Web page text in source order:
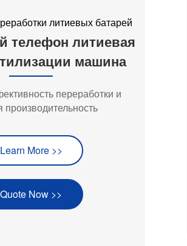
литиевых батарей
телефон литиевая
машина
переработки и
производительность
Learn More >>
Quote Now >>